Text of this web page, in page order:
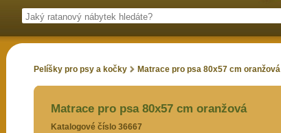
Pelíšky pro psy a kočky Matrace pro psa 80x57 cm oranžová
Matrace pro psa 80x57 cm oranžová
Katalogové číslo 36667